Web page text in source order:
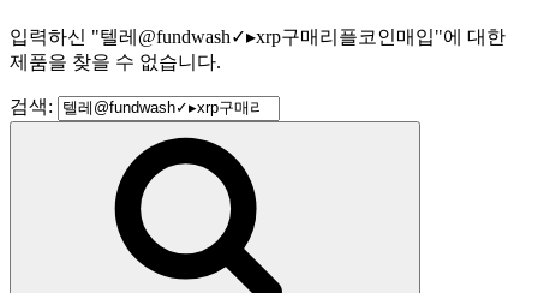
입력하신 "텔레@fundwash✓▸xrp구매리플코인매입"에 대한
제품을 찾을 수 없습니다.
검색: